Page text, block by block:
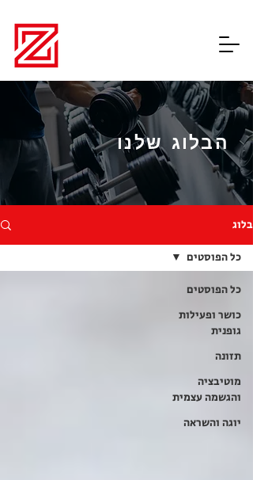
הבלוג שלנו
בלוג
כל הפוסטים
כושר ופעילות
גופנית
תזונה
מוטיבציה
והגשמה עצמית
יוגה והשראה
כל הפוסטים